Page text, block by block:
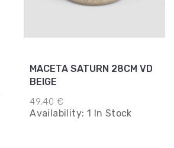
MACETA SATURN 28CM VD
BEIGE
49,40 €
Availability: 1 In Stock